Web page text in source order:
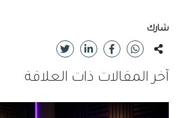
شارك
آخر المقالات ذات العلاقة